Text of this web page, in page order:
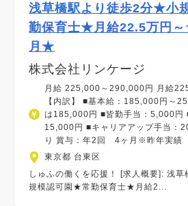
浅草橋駅より徒歩2分★小
勤保育士★月給22.5万円
月★
株式会社リンケージ
月給 225,000～290,000円 月給
【内訳】 ■基本給：185,000円～
は185,000円 ■皆勤手当：5,000円
15,000円 ■キャリアアップ手当：
り 賞与：年2回 4ヶ月※昨年実績
東京都 台東区
しゅふの働くを応援！ [求人概要]: 浅
規模認可園★常勤保育士★月給2...